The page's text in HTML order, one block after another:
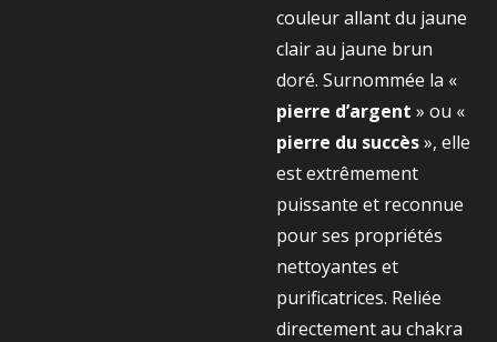
couleur allant du jaune
clair au jaune brun
doré. Surnommée la «
pierre d’argent » ou «
pierre du succès», elle
est extrêmement
puissante et reconnue
pour ses propriétés
nettoyantes et
purificatrices. Reliée
directement au chakra